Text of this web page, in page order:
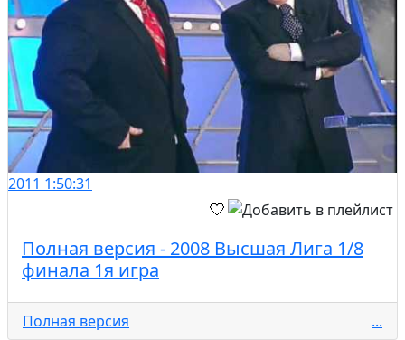
2011 1:50:31
Полная версия - 2008 Высшая Лига 1/8
финала 1я игра
Полная версия ...